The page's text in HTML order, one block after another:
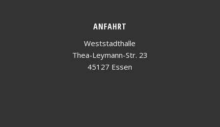
ANFAHRT
Weststadthalle
Thea-Leymann-Str. 23
45127 Essen